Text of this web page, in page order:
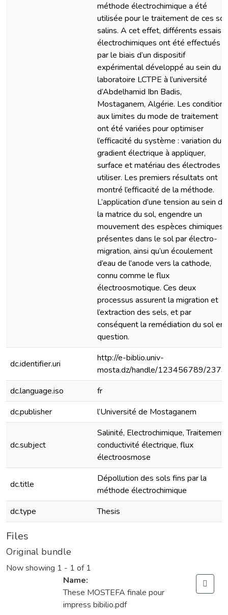
méthode électrochimique a été
utilisée pour le traitement de ces
salins. A cet effet, différents essais
électrochimiques ont été effectués
par le biais d’un dispositif
expérimental développé au sein du
laboratoire LCTPE à l’université
d’Abdelhamid Ibn Badis,
Mostaganem, Algérie. Les conditions
aux limites du mode de traitement
ont été variées pour optimiser
l’efficacité du système : variation du
gradient électrique à appliquer,
surface et matériau des électrodes à
utiliser. Les premiers résultats ont
montré l’efficacité de la méthode.
L’application d’une tension au sein de
la matrice du sol, engendre un
mouvement des espèces chimiques
présentes dans le sol par électro-
migration, ainsi qu’un écoulement
d’eau de l’anode vers la cathode,
connu comme le flux
électroosmotique. Ces deux
processus assurent la migration et
l’extraction des sels, et par
conséquent la remédiation du sol en
question.
dc.identifier.uri
http://e-biblio.univ-
mosta.dz/handle/123456789/
dc.language.iso
fr
dc.publisher
l’Université de Mostaganem
dc.subject
Salinité, Electrochimique, Traitement,
conductivité électrique, flux
électroosmose
dc.title
Dépollution des sols fins par la
méthode électrochimique
dc.type
Thesis
Files
Original bundle
Now showing 1 - 1 of 1
Name:
These MOSTEFA finale pour
impress bibilio.pdf